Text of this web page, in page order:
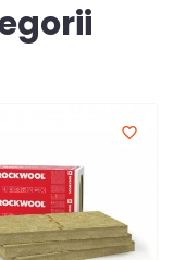
favorite_border